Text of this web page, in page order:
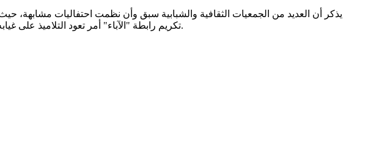
يذكر أن العديد من الجمعيات الثقافية والشبابية سبق وأن نظمت احتفاليات مشابهة،
تكريم رابطة "الآباء" أمر تعود التلاميذ على غيابه، حيث تعاني الغالبية من التلاميذ من أي تكريم ولو رمزي من تلك الروابط ليحفزهم على الطلب والمثابرة ونتيجتهما.